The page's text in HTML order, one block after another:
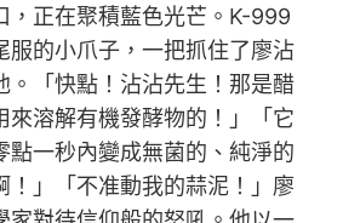
，正在聚積藍色光芒。K-999
服的小爪子，一把抓住了廖沾
。「快點！沾沾先生！那是醋
來溶解有機發酵物的！」「它
點一秒內變成無菌的、純淨的
！」「不准動我的蒜泥！」廖